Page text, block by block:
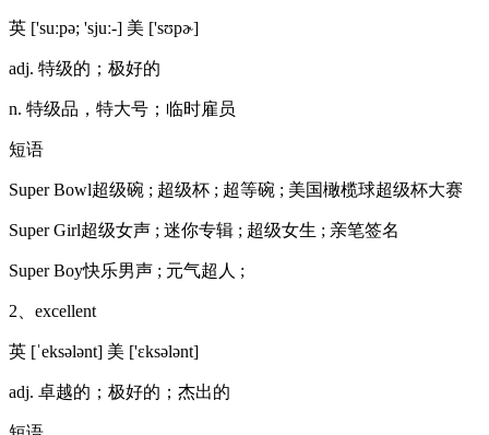
英 ['suːpə; 'sjuː-] 美 ['sʊpɚ]
adj. 特级的；极好的
n. 特级品，特大号；临时雇员
短语
Super Bowl超级碗 ; 超级杯 ; 超等碗 ; 美国橄榄球超级杯大赛
Super Girl超级女声 ; 迷你专辑 ; 超级女生 ; 亲笔签名
Super Boy快乐男声 ; 元气超人 ;
2、excellent
英 [ˈeksələnt] 美 ['ɛksələnt]
adj. 卓越的；极好的；杰出的